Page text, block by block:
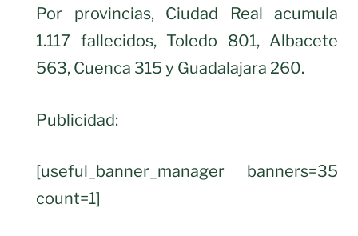
Por provincias, Ciudad Real acumula
1.117 fallecidos, Toledo 801, Albacete
563, Cuenca 315 y Guadalajara 260.
Publicidad:
[useful_banner_manager banners=35
count=1]